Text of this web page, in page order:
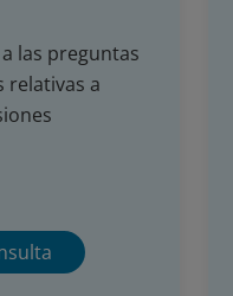
las preguntas
relativas a